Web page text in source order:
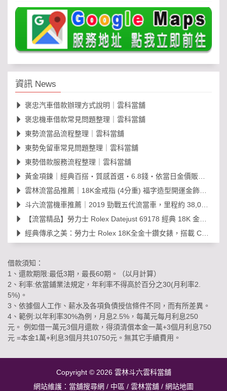
資訊 News
褒忠汽車借款辦理方式說明｜雲科當舖
褒忠機車借款常見問題整理｜雲科當舖
東勢流當品流程整理｜雲科當舖
東勢免留車常見問題整理｜雲科當舖
東勢借款服務流程整理｜雲科當舖
黃金項鍊｜經典百搭・質感首選・6.8錢・依當日金價販售，免工錢更划算
雲林流當品推薦｜18K金戒指 (4分重) 福字造型開運金飾，日常百搭超值選！
斗六流當機車推薦｜2019 勁戰五代流當車，里程約 38,000km，可現場賞車議價
【流當精品】勞力士 Rolex Datejust 69178 經典 18K 金鑽石女錶｜原裝 203
經典傳承之美：勞力士 Rolex 18K全金十鑽女錶，搭載 Cal. 2030 機芯的黃金年代
借款須知：
1、還款期限:最低3期，最長60期。（以月計算）
2、利率:依當鋪業法規定，年利率不得高於百分之30(月利率2.
5%)。
3、依據個人工作、薪水及各項負債授信條件不同，而有所差異。
4、範例:以年利率30%為例，月息2.5%，每萬元每月利息250
元。 例如借一萬元3個月還款，得須清償本金一萬+3個月利息750
元 =本金1萬+利息3個月共10750元。無其它手續費用。
Copyright © 2026 雲林斗六雲科當舖
網站維護： 當舖搜尋網 / 中區 / 雲林當舖 / 網站地圖